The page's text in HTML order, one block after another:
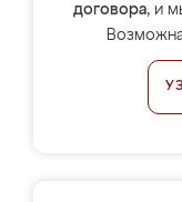
договора, и